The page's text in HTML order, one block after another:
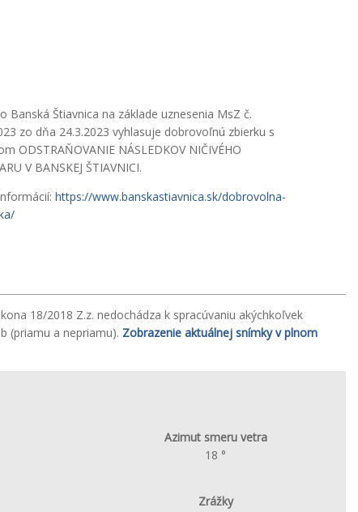
Banská Štiavnica na základe uznesenia MsZ č.
zo dňa 24.3.2023 vyhlasuje dobrovoľnú zbierku s
ODSTRAŇOVANIE NÁSLEDKOV NIČIVÉHO
V BANSKEJ ŠTIAVNICI.
https://www.banskastiavnica.sk/dobrovolna-
18/2018 Z.z. nedochádza k spracúvaniu akýchkoľvek
(priamu a nepriamu). Zobrazenie aktuálnej snímky v plnom
Azimut smeru vetra
18 °
Zrážky